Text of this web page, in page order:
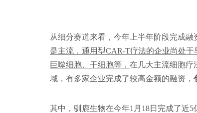
从细分赛道来看，今年上半年阶段完成
是主流，通用型CAR-T疗法的企业尚处于
巨噬细胞、干细胞等， 在几大主流细胞疗
域，有多家企业完成了较高金额的融资，
其中，驯鹿生物在今年1月18日完成了近